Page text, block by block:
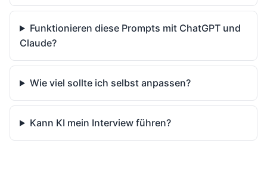
Funktionieren diese Prompts mit ChatGPT und
Claude?
Wie viel sollte ich selbst anpassen?
Kann KI mein Interview führen?